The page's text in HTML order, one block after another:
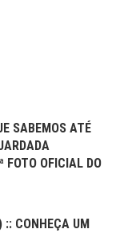
SABEMOS ATÉ
FOTO OFICIAL DO
CONHEÇA UM